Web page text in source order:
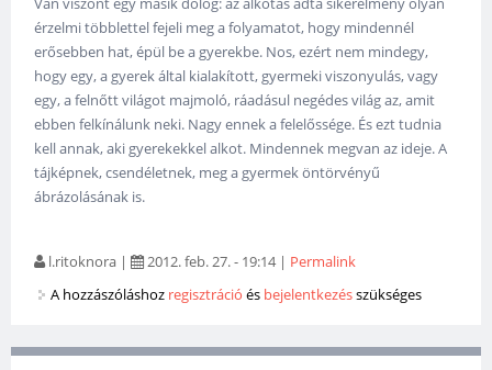
érzelmi többlettel fejeli meg a folyamatot, hogy mindennél
erősebben hat, épül be a gyerekbe. Nos, ezért nem mindegy,
hogy egy, a gyerek által kialakított, gyermeki viszonyulás, vagy
egy, a felnőtt világot majmoló, ráadásul negédes világ az, amit
ebben felkínálunk neki. Nagy ennek a felelőssége. És ezt tudnia
kell annak, aki gyerekekkel alkot. Mindennek megvan az ideje. A
tájképnek, csendéletnek, meg a gyermek öntörvényű
ábrázolásának is.
l.ritoknora | 2012. feb. 27. - 19:14| Permalink
A hozzászóláshoz regisztráció és bejelentkezésszükséges